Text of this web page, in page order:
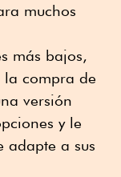
muchos
más bajos,
la compra de
versión
y le
adapte a sus